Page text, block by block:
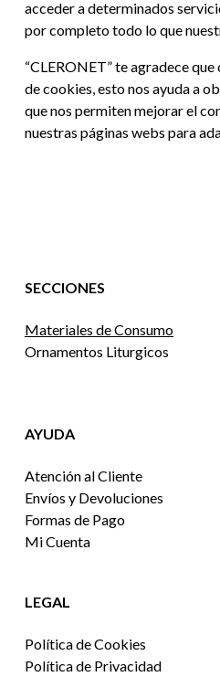
acceder a determinados
por completo todo lo que
“CLERONET” te agradece
de cookies, esto nos ayuda a
que nos permiten mejorar el
nuestras páginas webs para
SECCIONES
Materiales de Consumo
Ornamentos Liturgicos
AYUDA
Atención al Cliente
Envíos y Devoluciones
Formas de Pago
Mi Cuenta
LEGAL
Política de Cookies
Política de Privacidad